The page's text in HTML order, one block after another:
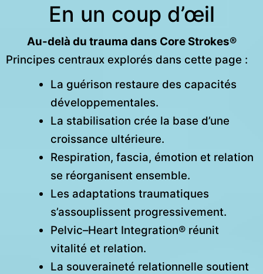
En un coup d’œil
Au-delà du trauma dans Core Strokes®
Principes centraux explorés dans cette page :
La guérison restaure des capacités
développementales.
La stabilisation crée la base d’une
croissance ultérieure.
Respiration, fascia, émotion et relation
se réorganisent ensemble.
Les adaptations traumatiques
s’assouplissent progressivement.
Pelvic–Heart Integration® réunit
vitalité et relation.
La souveraineté relationnelle soutient